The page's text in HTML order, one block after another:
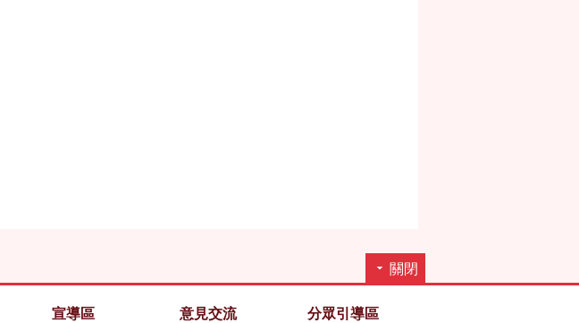
關閉
宣導區 意見交流 分眾引導區